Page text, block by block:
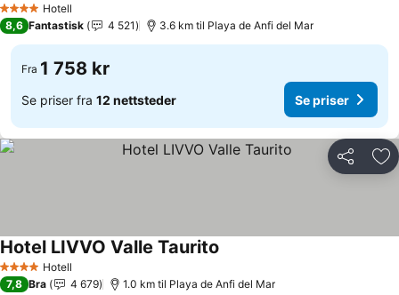
4 StjernerHotell
8,6 Fantastisk 4 521 3.6 km til Playa de Anfi del Mar
Fra 1 758 kr
Se priser fra 12 nettsteder Se priser
Del
4 StjernerHotell
Hotel LIVVO Valle Taurito
7,8 Bra 4 679 1.0 km til Playa de Anfi del Mar